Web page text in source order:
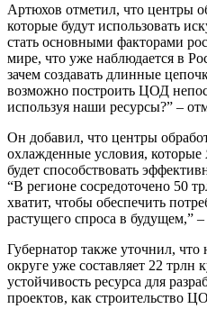
Артюхов отметил, что центры
которые будут использовать
стать основными факторами
мире, что уже наблюдается в
зачем создавать длинные
возможно построить ЦОД
используя наши ресурсы?” –
Он добавил, что центры
охлажденные условия,
будет способствовать
“В регионе сосредоточено 50
хватит, чтобы обеспечить
растущего спроса в будущем,”
Губернатор также уточнил, что
округе уже составляет 22 трлн
устойчивость ресурса для
проектов, как строительство